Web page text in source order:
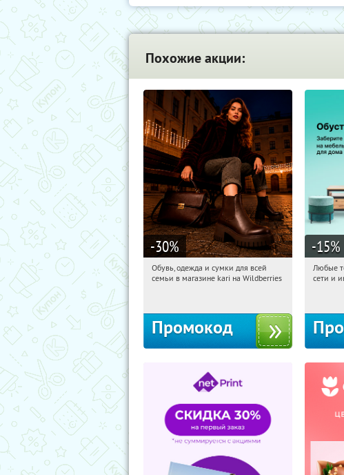
Похожие акции:
-30%
16:56:31 Получили:
Обувь, одежда и сумки для всей
семьи в магазине kari на Wildberries
Промокод
-15%
Любые
сети и